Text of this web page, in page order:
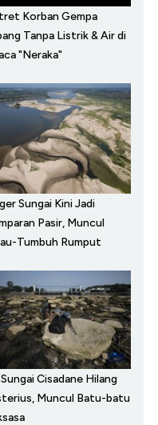
Korban Gempa
Tanpa Listrik & Air di
"Neraka"
Sungai Kini Jadi
Pasir, Muncul
Tumbuh Rumput
Cisadane Hilang
Muncul Batu-batu